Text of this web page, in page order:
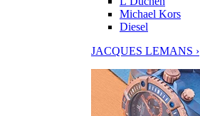
Michael Kors
Diesel
JACQUES LEMANS ›